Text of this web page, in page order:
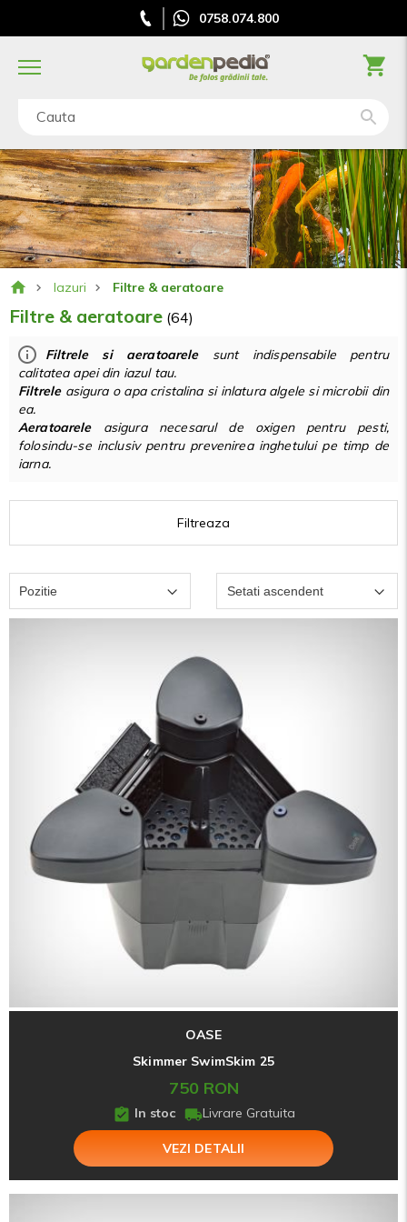
0758.074.800
Cauta
Iazuri Filtre & aeratoare
Filtre & aeratoare (64)
Filtrele si aeratoarelesunt indispensabile pentru
calitatea apei din iazul tau.
Filtreleasigura o apa cristalina si inlatura algele si microbii din
ea.
Aeratoareleasigura necesarul de oxigen pentru pesti,
folosindu-se inclusiv pentru prevenirea inghetului pe timp de
iarna.
OASE
Skimmer SwimSkim 25
750 RON
In stoc Livrare Gratuita
VEZI DETALII
Filtreaza